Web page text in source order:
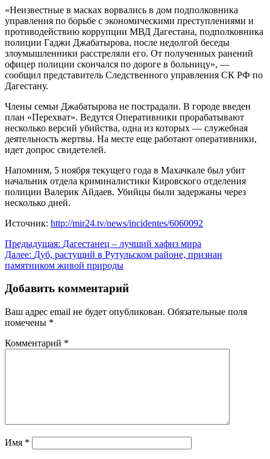
«Неизвестные в масках ворвались в дом подполковника
управления по борьбе с экономическими преступлениями и
противодействию коррупции МВД Дагестана, подполковника
полиции Гаджи Джабатырова, после недолгой беседы
злоумышленники расстреляли его. От полученных ранений
офицер полиции скончался по дороге в больницу», —
сообщил представитель Следственного управления СК РФ по
Дагестану.
Члены семьи Джабатырова не пострадали. В городе введен
план «Перехват». Ведутся Оперативники прорабатывают
несколько версий убийства, одна из которых — служебная
деятельность жертвы. На месте еще работают оперативники,
идет допрос свидетелей.
Напомним, 5 ноября текущего года в Махачкале был убит
начальник отдела криминалистики Кировского отделения
полиции Валерик Айдаев. Убийцы были задержаны через
несколько дней.
Источник: http://mir24.tv/news/incidentes/6060092
Навигация
по
Предыдущая: Дагестанец – лучший хафиз мира
Далее: Дуб, растущий в Рутульском районе, признан
памятником живой природы
Добавить комментарий
Ваш адрес email не будет опубликован. Обязательные поля
помечены *
Комментарий *
Имя *